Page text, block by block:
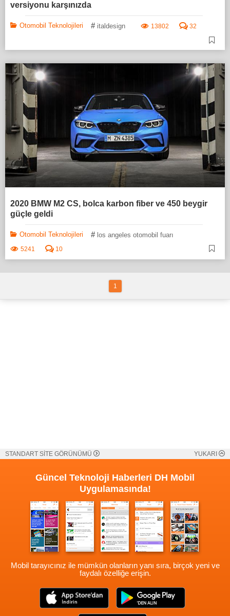
versiyonu karşınızda
Otomobil Teknolojileri # italdesign 13802 32
2020 BMW M2 CS, bolca karbon fiber ve 450 beygir
güçle geldi
Otomobil Teknolojileri # los angeles otomobil fuarı
5241 10
1
STANDART SİTE GÖRÜNÜMÜ YUKARI
Güncel Teknoloji Haberleri DH Mobil
Uygulamasında!
Mobil tarayıcınız ile mümkün olanların yanı sıra, birçok yeni ve
faydalı özelliğe erişin.